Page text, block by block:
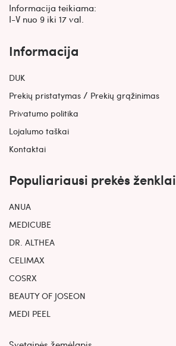
Informacija teikiama:
I-V nuo 9 iki 17 val.
Informacija
DUK
Prekių pristatymas / Prekių grąžinimas
Privatumo politika
Lojalumo taškai
Kontaktai
Populiariausi prekės ženklai
ANUA
MEDICUBE
DR. ALTHEA
CELIMAX
COSRX
BEAUTY OF JOSEON
MEDI PEEL